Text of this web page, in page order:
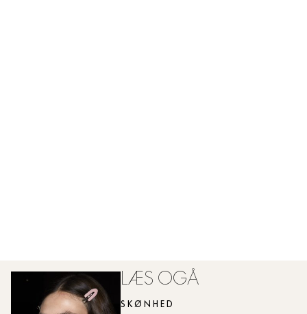
LÆS OGÅ
SKØNHED